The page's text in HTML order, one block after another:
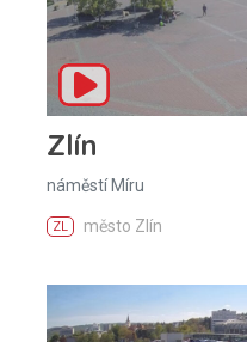
Zlín
náměstí Míru
ZL město Zlín